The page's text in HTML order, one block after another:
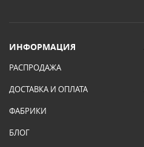
ИНФОРМАЦИЯ
РАСПРОДАЖА
ДОСТАВКА И ОПЛАТА
ФАБРИКИ
БЛОГ